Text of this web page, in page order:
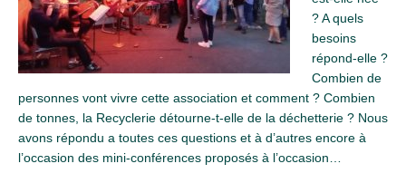
? A quels
besoins
répond-elle ?
Combien de
personnes vont vivre cette association et comment ? Combien
de tonnes, la Recyclerie détourne-t-elle de la déchetterie ? Nous
avons répondu a toutes ces questions et à d’autres encore à
l’occasion des mini-conférences proposés à l’occasion…